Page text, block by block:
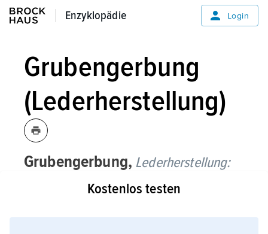
Enzyklopädie
Enzyklopädie Login
Grubengerbung
(Lederherstellung)
Grubengerbung, Lederherstellung:
ein Gerbverfahren (Kostenlos testen